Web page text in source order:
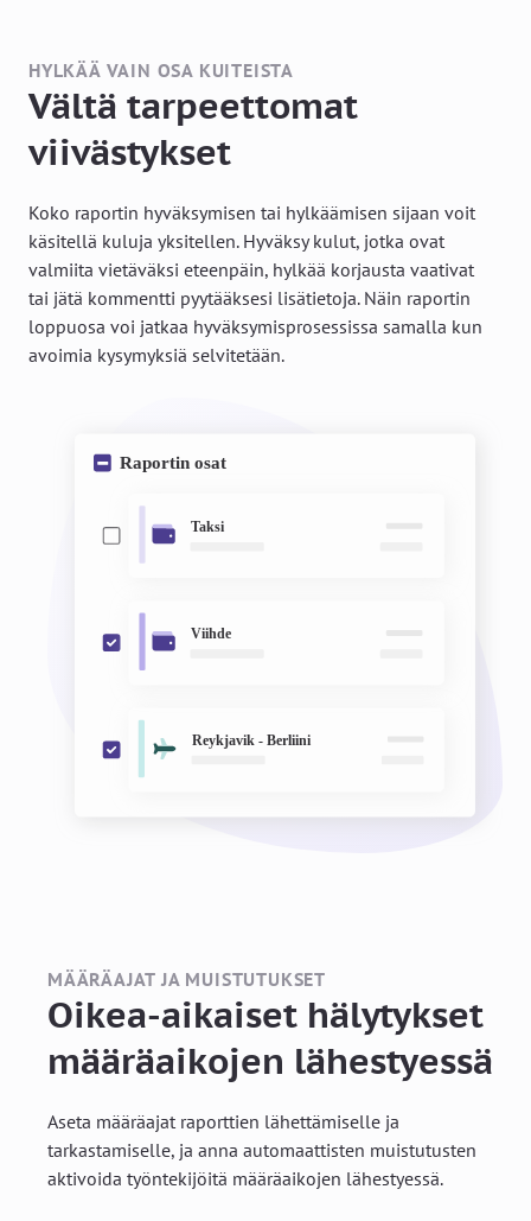
HYLKÄÄ VAIN OSA KUITEISTA
Vältä tarpeettomat
viivästykset
Koko raportin hyväksymisen tai hylkäämisen sijaan voit
käsitellä kuluja yksitellen. Hyväksy kulut, jotka ovat
valmiita vietäväksi eteenpäin, hylkää korjausta vaativat
tai jätä kommentti pyytääksesi lisätietoja. Näin raportin
loppuosa voi jatkaa hyväksymisprosessissa samalla kun
avoimia kysymyksiä selvitetään.
MÄÄRÄAJAT JA MUISTUTUKSET
Oikea-aikaiset hälytykset
määräaikojen lähestyessä
Aseta määräajat raporttien lähettämiselle ja
tarkastamiselle, ja anna automaattisten muistutusten
aktivoida työntekijöitä määräaikojen lähestyessä.